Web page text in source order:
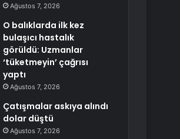
Ağustos 7, 2026
O balıklarda ilk kez
bulaşıcı hastalık
görüldü: Uzmanlar
‘tüketmeyin’ çağrısı
yaptı
Ağustos 7, 2026
Çatışmalar askıya alındı
dolar düştü
Ağustos 7, 2026